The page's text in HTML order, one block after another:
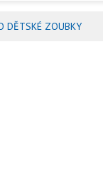
DĚTSKÉ ZOUBKY